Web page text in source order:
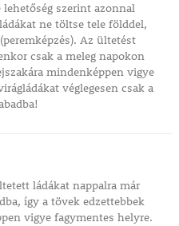
szerint azonnal
ne töltse tele földdel,
Az ültetést
csak a meleg napokon
mindenképpen vigye
véglegesen csak a
ládákat nappalra már
így a tövek edzettebbek
vigye fagymentes helyre.